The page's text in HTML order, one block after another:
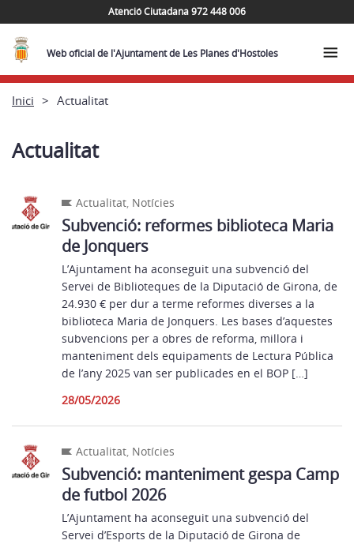
Atenció Ciutadana 972 448 006
Web oficial de l'Ajuntament de Les Planes d'Hostoles
Inici Actualitat
Actualitat
Actualitat, Notícies
Subvenció: reformes biblioteca Maria
de Jonquers
L’Ajuntament ha aconseguit una subvenció del
Servei de Biblioteques de la Diputació de Girona, de
24.930 € per dur a terme reformes diverses a la
biblioteca Maria de Jonquers. Les bases d’aquestes
subvencions per a obres de reforma, millora i
manteniment dels equipaments de Lectura Pública
de l’any 2025 van ser publicades en el BOP […]
28/05/2026
Actualitat, Notícies
Subvenció: manteniment gespa Camp
de futbol 2026
L’Ajuntament ha aconseguit una subvenció del
Servei d’Esports de la Diputació de Girona de